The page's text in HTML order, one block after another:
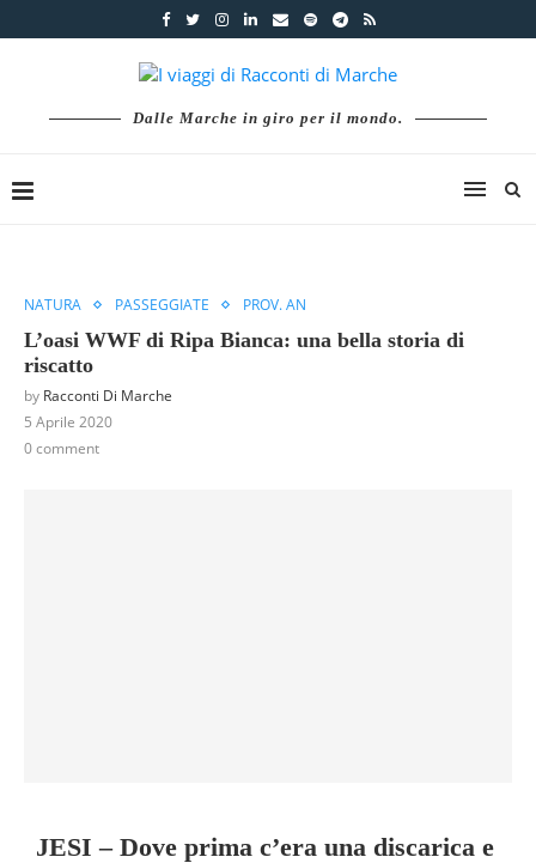
Dalle Marche in giro per il mondo.
NATURA PASSEGGIATE PROV. AN
L’oasi WWF di Ripa Bianca: una bella storia di
riscatto
by Racconti Di Marche
5 Aprile 2020
0 comment
JESI – Dove prima c’era una discarica e